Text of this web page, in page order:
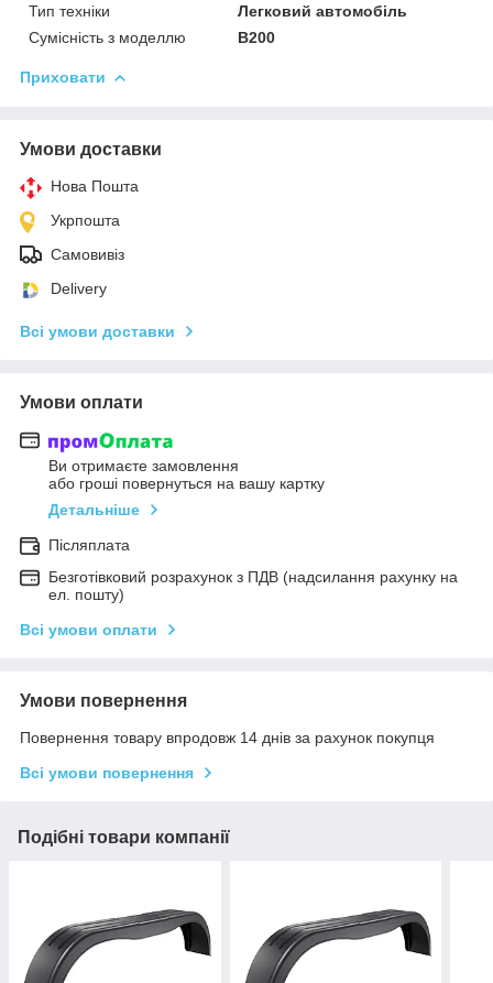
Тип техніки
Легковий автомобіль
Сумісність з моделлю
B200
Приховати
Умови доставки
Нова Пошта
Укрпошта
Самовивіз
Delivery
Всі умови доставки
Умови оплати
Ви отримаєте замовлення
або гроші повернуться на вашу картку
Детальніше
Післяплата
Безготівковий розрахунок з ПДВ (надсилання рахунку на
ел. пошту)
Всі умови оплати
Умови повернення
Повернення товару впродовж 14 днів за рахунок покупця
Всі умови повернення
Подібні товари компанії